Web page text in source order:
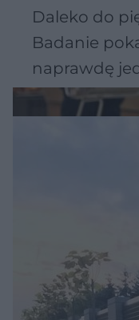
Daleko do
Badanie
naprawdę